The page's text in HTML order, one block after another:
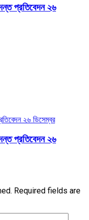
প্রতিবেদন ২৬
প্রতিবেদন ২৬
Required fields are